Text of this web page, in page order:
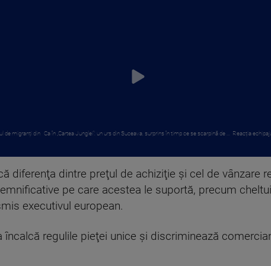
de migranți din Ca în „Cartea Junglei”: un urs din Suceava, surprins în timp ce se scarpină de ... Reacția
diferenţa dintre preţul de achiziţie şi cel de vânzare
pe care acestea le suportă, precum
executivul european.
încalcă regulile pieţei unice şi discriminează